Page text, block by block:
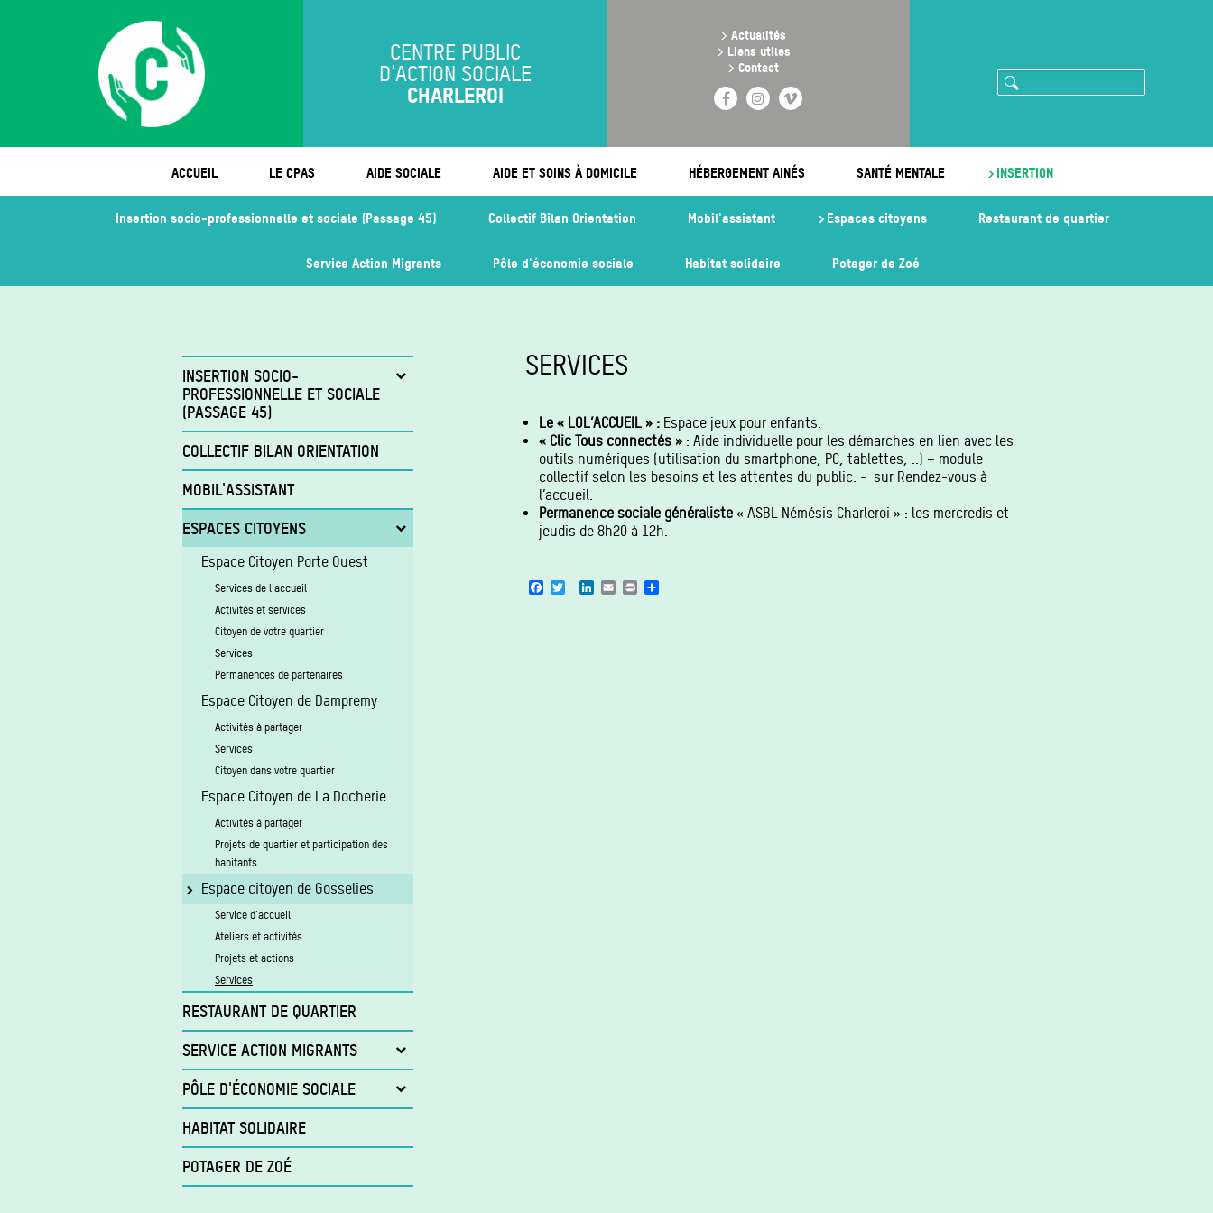
CENTRE PUBLIC
D'ACTION SOCIALE
CHARLEROI
> Actualités
> Liens utiles
> Contact
FacebookInstagram
Vimeo
Rechercher
ACCUEIL LE CPAS AIDE SOCIALE AIDE ET SOINS À DOMICILE HÉBERGEMENT AINÉS SANTÉ MENTALE INSERTION
Insertion socio-professionnelle et sociale (Passage 45) Collectif Bilan Orientation Mobil'assistant Espaces citoyens Restaurant de quartier
Service Action Migrants Pôle d'économie sociale Habitat solidaire Potager de Zoé
INSERTION SOCIO-
PROFESSIONNELLE ET SOCIALE
(PASSAGE 45)
Services de première nécessité
Insertion sociale
Insertion socioprofessionnelle
Accompagnement à la recherche d'emploi
Contrat d'insertion Art.60 §7
Recrutement pour les
Contrat d'insertion Art.60 (pour ASBL et
privées, ASBL et structures d'économie
sociale)
Service Relations Entreprises
COLLECTIF BILAN ORIENTATION
MOBIL'ASSISTANT
ESPACES CITOYENS
Espace Citoyen Porte Ouest
Services de l'accueil
Activités et services
Citoyen de votre quartier
Services
Permanences de partenaires
Espace Citoyen de Dampremy
Activités à partager
Services
Citoyen dans votre quartier
Espace Citoyen de La Docherie
Activités à partager
Projets de quartier et participation des
habitants
Espace citoyen de Gosselies
Service d'accueil
Ateliers et activités
Projets et actions
Services
RESTAURANT DE QUARTIER
SERVICE ACTION MIGRANTS
Projet Activ’Up
PÔLE D'ÉCONOMIE SOCIALE
Trans'form
Insertion
Magasin
HABITAT SOLIDAIRE
POTAGER DE ZOÉ
SERVICES
Le « LOL’ACCUEIL » : Espace jeux pour enfants.
« Clic Tous connectés » : Aide individuelle pour les démarches en lien avec les
outils numériques (utilisation du smartphone, PC, tablettes, ..) + module
collectif selon les besoins et les attentes du public. - sur Rendez-vous à
l’accueil.
Permanence sociale généraliste « ASBL Némésis Charleroi » : les mercredis et
jeudis de 8h20 à 12h.
Facebook
TwitterLinkedIn
EmailPrint